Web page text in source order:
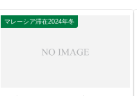
マレーシア滞在2024年冬